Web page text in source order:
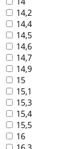
14,2
14,4
14,5
14,6
14,7
14,9
15
15,1
15,3
15,4
15,5
16